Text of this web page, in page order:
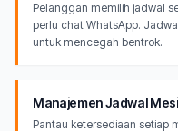
Pelanggan memilih jadwal
perlu chat WhatsApp.
untuk mencegah bentrok.
Manajemen Jadwal
Pantau ketersediaan setiap